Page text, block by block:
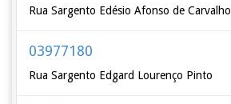
Rua Sargento Edésio Afonso de Carvalho
03977180
Rua Sargento Edgard Lourenço Pinto